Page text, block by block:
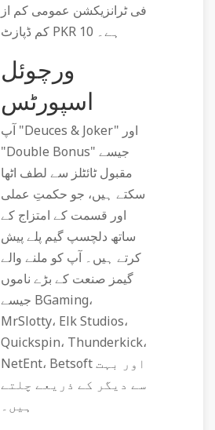
فی ٹرانزیکشن عمومی کم از
کم ڈپازٹ PKR 10 ہے۔
ورچوئل
اسپورٹس
آپ "Deuces & Joker" اور
"Double Bonus" جیسے
مقبول ٹائٹلز سے لطف اٹھا
سکتے ہیں، جو حکمتِ عملی
اور قسمت کے امتزاج کے
ساتھ دلچسپ گیم پلے پیش
کرتے ہیں۔ آپ کو ملنے والے
گیمز صنعت کے بڑے ناموں
جیسے BGaming،
MrSlotty، Elk Studios،
Quickspin، Thunderkick،
NetEnt، Betsoft اور بہت
سے دیگر کے ذریعے چلتے
ہیں۔